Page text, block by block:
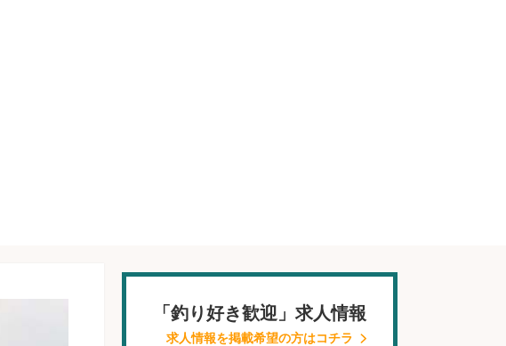
「釣り好き歓迎」求人情報
求人情報を掲載希望の方はコチラ